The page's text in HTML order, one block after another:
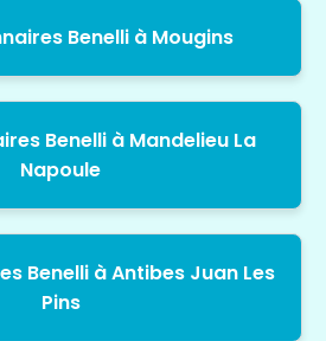
Benelli à Mougins
Benelli à Mandelieu La
Napoule
Benelli à Antibes Juan Les
Pins